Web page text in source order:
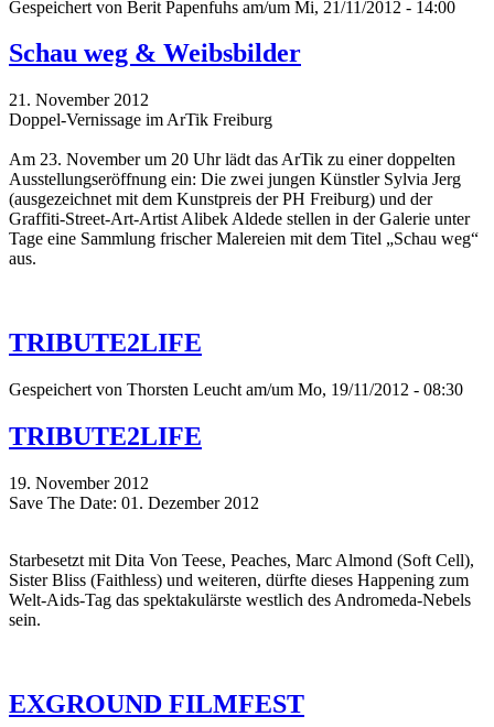
Gespeichert von Berit Papenfuhs am/um Mi, 21/11/2012 - 14:00
Schau weg & Weibsbilder
21. November 2012
Doppel-Vernissage im ArTik Freiburg
Am 23. November um 20 Uhr lädt das ArTik zu einer doppelten
Ausstellungseröffnung ein: Die zwei jungen Künstler Sylvia Jerg
(ausgezeichnet mit dem Kunstpreis der PH Freiburg) und der
Graffiti-Street-Art-Artist Alibek Aldede stellen in der Galerie unter
Tage eine Sammlung frischer Malereien mit dem Titel „Schau weg“
aus.
TRIBUTE2LIFE
Gespeichert von Thorsten Leucht am/um Mo, 19/11/2012 - 08:30
TRIBUTE2LIFE
19. November 2012
Save The Date: 01. Dezember 2012
Starbesetzt mit Dita Von Teese, Peaches, Marc Almond (Soft Cell),
Sister Bliss (Faithless) und weiteren, dürfte dieses Happening zum
Welt-Aids-Tag das spektakulärste westlich des Andromeda-Nebels
sein.
EXGROUND FILMFEST